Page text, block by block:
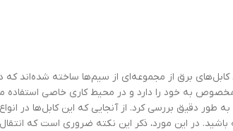
کابل‌های برق از مجموعه‌ای از سیم‌ها ساخته شده‌اند که
به خود را دارد و در محیط کاری خاصی استفاده
دقیق بررسی کرد. از آنجایی‌ که این کابل‌ها در
در این مورد، ذکر این نکته ضروری است که